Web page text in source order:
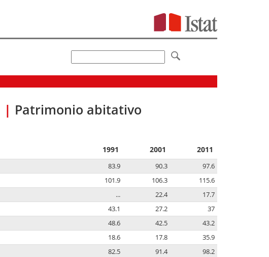
| Patrimonio abitativo
1991 2001 2011
83.9 90.3
97.6
101.9 106.3
115.6
... 22.4
17.7
43.1 27.2
37
48.6 42.5
43.2
18.6 17.8
35.9
82.5 91.4
98.2